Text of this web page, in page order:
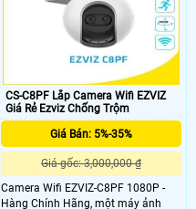
CS-C8PF Lắp Camera Wifi EZVIZ
Giá Rẻ Ezviz Chống Trộm
Giá Bán: 5%-35%
Giá gốc: 3,000,000 ₫
Camera Wifi EZVIZ-C8PF 1080P -
Hàng Chính Hãng, một máy ảnh